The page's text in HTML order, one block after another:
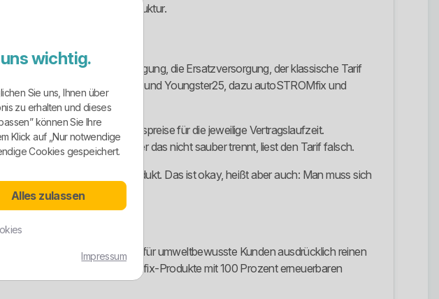
ein starker Fokus auf Infrastruktur.
sind die Grundversorgung, die Ersatzversorgung, der klassische Tarif
wie Willkommen in Grefrath und Youngster25, dazu autoSTROMfix und
auf Energie- und Vertriebspreise für die jeweilige Vertragslaufzeit.
sich weiterhin ändern. Wer das nicht sauber trennt, liest den Tarif falsch.
als als starres Massenprodukt. Das ist okay, heißt aber auch: Man muss sich
Die Gemeindewerke bieten für umweltbewusste Kunden ausdrücklich reinen
auch der Ökostromtarif der fix-Produkte mit 100 Prozent erneuerbaren
wichtig.
Sie uns, Ihnen über
zu erhalten und dieses
können Sie Ihre
Klick auf „Nur notwendige
Cookies gespeichert.
Alles zulassen
Impressum